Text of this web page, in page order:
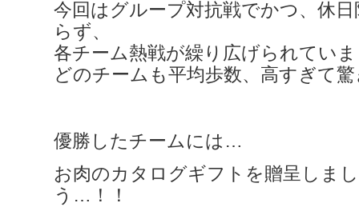
今回はグループ対抗戦でかつ、休
らず、
各チーム熱戦が繰り広げられてい
どのチームも平均歩数、高すぎて
優勝したチームには…
お肉のカタログギフトを贈呈しま
う…！！